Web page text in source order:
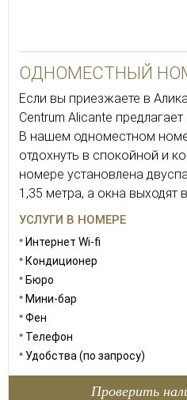
ОДНОМЕСТНЫЙ
Если вы приезжаете в
Centrum Alicante
В нашем одноместном
отдохнуть в спокойной и
номере установлена
1,35 метра, а окна выходят
УСЛУГИ В НОМЕРЕ
Интернет Wi-fi
Кондиционер
Бюро
Мини-бар
Фен
Телефон
Удобства (по запросу)
Проверить